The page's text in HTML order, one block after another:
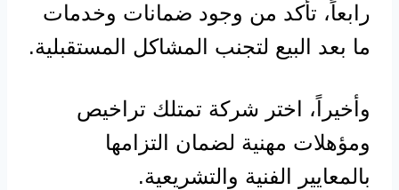
رابعاً، تأكد من وجود ضمانات وخدمات
ما بعد البيع لتجنب المشاكل المستقبلية.
وأخيراً، اختر شركة تمتلك تراخيص
ومؤهلات مهنية لضمان التزامها
بالمعايير الفنية والتشريعية.